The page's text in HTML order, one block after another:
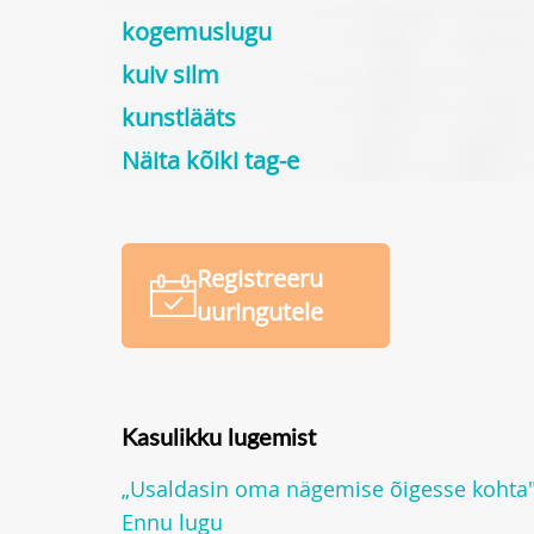
kogemuslugu
kuiv silm
kunstlääts
Näita kõiki tag-e
Registreeru
uuringutele
Kasulikku lugemist
„Usaldasin oma nägemise õigesse
Ennu lugu